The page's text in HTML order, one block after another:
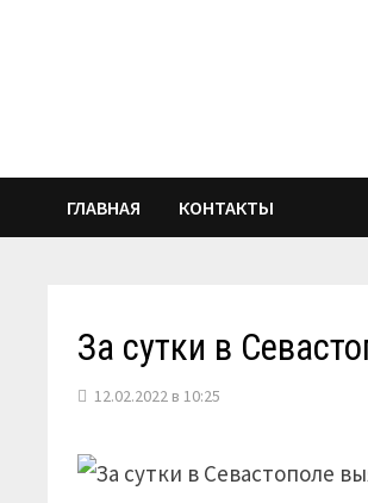
ГЛАВНАЯ КОНТАКТЫ
За сутки в
12.02.2022 в 10:25